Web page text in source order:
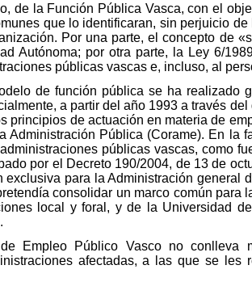
de la Función Pública Vasca, con el
que lo identificaran, sin perjuicio
Por una parte, el concepto de
Autónoma; por otra parte, la Ley 6/
públicas vascas e, incluso, al
de función pública se ha realizado
a partir del año 1993 a través
principios de actuación en materia de
Administración Pública (Corame). En la
públicas vascas, como
por el Decreto 190/2004, de 13 de
para la Administración general
consolidar un marco común
local y foral, y de la Universidad
Empleo Público Vasco no conlleva
afectadas, a las que se